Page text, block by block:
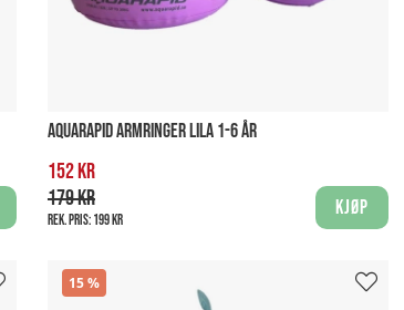
AQUARAPID ARMRINGER LILA 1-6 ÅR
152 kr
179 kr
Rek. pris:199 kr
Kjøp
15